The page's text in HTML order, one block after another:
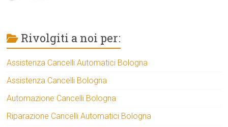
Rivolgiti a noi per:
Assistenza Cancelli Automatici Bologna
Assistenza Cancelli Bologna
Automazione Cancelli Bologna
Riparazione Cancelli Automatici Bologna